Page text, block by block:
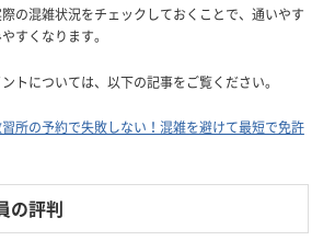
の混雑状況をチェックしておくことで、通いやす
すくなります。
トについては、以下の記事をご覧ください。
所の予約で失敗しない！混雑を避けて最短で免許
の評判